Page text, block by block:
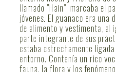
llamado "Hain", marcaba el
jóvenes. El guanaco era una
de alimento y vestimenta, al
parte integrante de sus
estaba estrechamente
entorno. Contenía un rico
fauna, la flora y los